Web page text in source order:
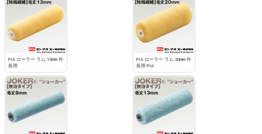
PIA ローラー ラム 13mm 外
装用
PIA ローラー ラム 20mm 外
装用 PIA